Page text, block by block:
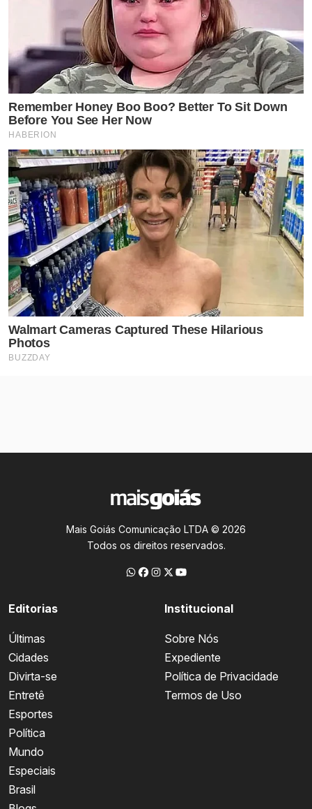
Mais Goiás Comunicação LTDA © 2026
Todos os direitos reservados.
Editorias
Últimas
Cidades
Divirta-se
Entretê
Esportes
Política
Mundo
Especiais
Brasil
Institucional
Sobre Nós
Expediente
Política de Privacidade
Termos de Uso